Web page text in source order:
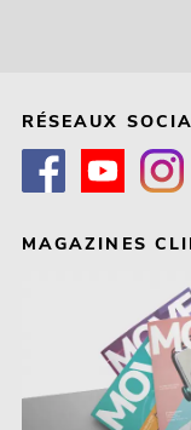
RÉSEAUX
MAGAZINES